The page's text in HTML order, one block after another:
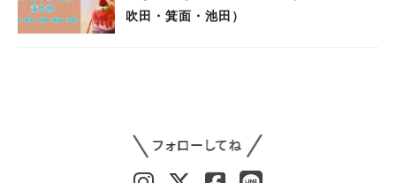
吹田・箕面・池田）